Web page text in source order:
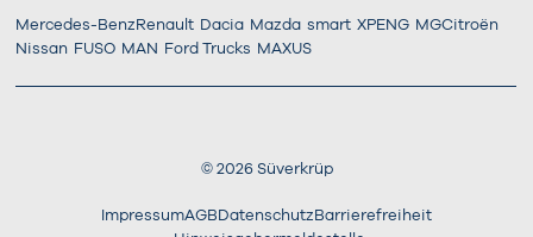
Mercedes-Benz Renault Dacia Mazda smart XPENG MGCitroën
Nissan FUSO MAN Ford Trucks MAXUS
© 2026Süverkrüp
ImpressumAGB Datenschutz Barrierefreiheit